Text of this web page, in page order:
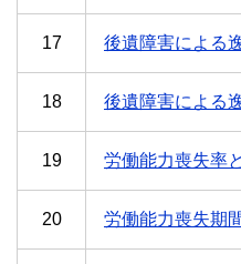
17 後遺障害による
18 後遺障害による
19 労働能力喪失率
20 労働能力喪失期